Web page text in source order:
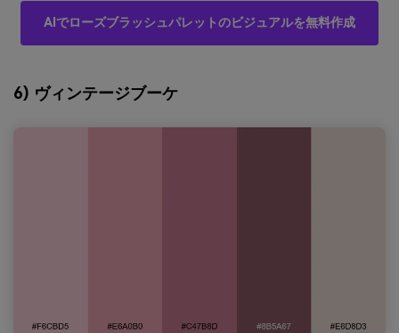
AIでローズブラッシュパレットのビジュアルを無料作成
6) ヴィンテージブーケ